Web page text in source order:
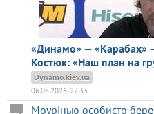
«Динамо» — «Карабах»
Костюк: «Наш план на
Dynamo.kiev.ua
06.08.2026, 22:33
Моурінью особисто бере